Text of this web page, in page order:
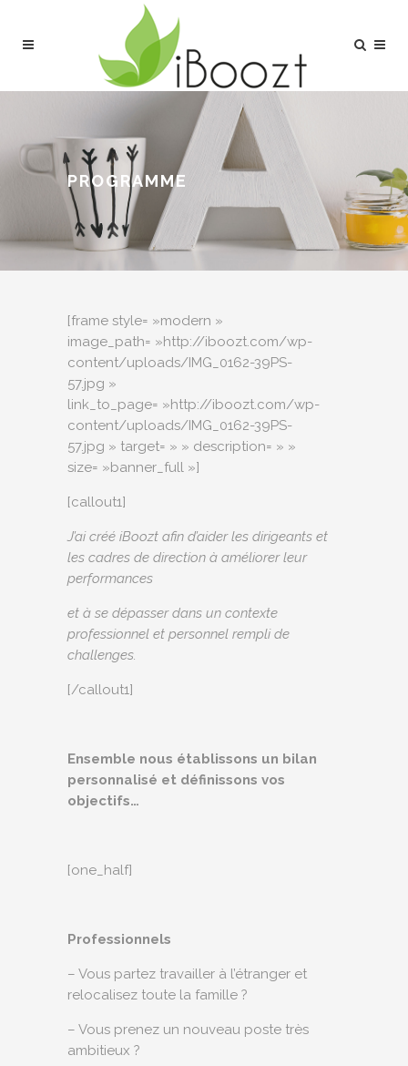
PROGRAMME
[frame style= »modern »
image_path= »http://iboozt.com/wp-
content/uploads/IMG_0162-39PS-
57.jpg »
link_to_page= »http://iboozt.com/wp-
content/uploads/IMG_0162-39PS-
57.jpg » target= » » description= » »
size= »banner_full »]
[callout1]
J’ai créé iBoozt afin d’aider les dirigeants et
les cadres de direction à améliorer leur
performances
et à se dépasser dans un contexte
professionnel et personnel rempli de
challenges.
[/callout1]
Ensemble nous établissons un bilan
personnalisé et définissons vos
objectifs…
[one_half]
Professionnels
– Vous partez travailler à l’étranger et
relocalisez toute la famille ?
– Vous prenez un nouveau poste très
ambitieux ?